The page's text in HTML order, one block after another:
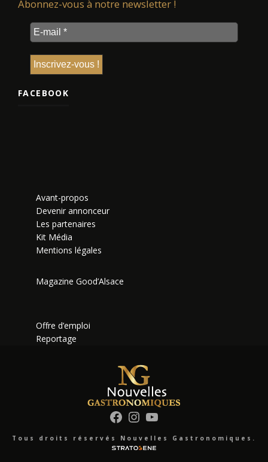
Abonnez-vous à notre newsletter !
FACEBOOK
Avant-propos
Devenir annonceur
Les partenaires
Kit Média
Mentions légales
Magazine Good’Alsace
Offre d’emploi
Reportage
Facebook
Instagram
YouTube
Tous droits réservés Nouvelles Gastronomiques.